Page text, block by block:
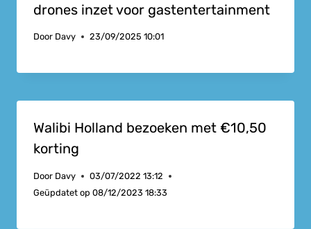
drones inzet voor gastentertainment
Door Davy 23/09/2025 10:01
Walibi Holland bezoeken met €10,50
korting
Door Davy
03/07/2022 13:12
Geüpdatet op 08/12/2023 18:33